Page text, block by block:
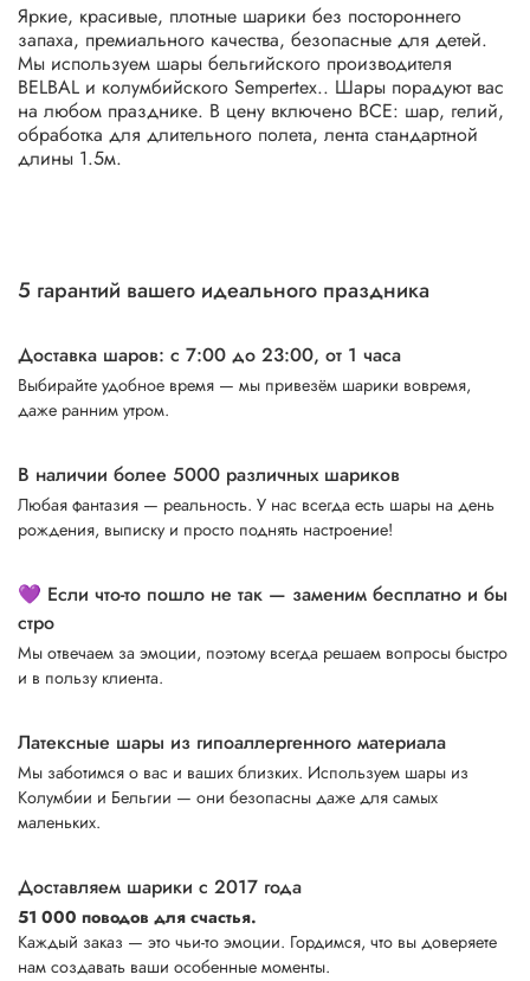
Яркие, красивые, плотные шарики без постороннего
запаха, премиального качества, безопасные для детей.
Мы используем шары бельгийского производителя
BELBAL и колумбийского Sempertex.. Шары порадуют вас
на любом празднике. В цену включено ВСЕ: шар, гелий,
обработка для длительного полета, лента стандартной
длины 1.5м.
5 гарантий вашего идеального праздника
Доставка шаров: с 7:00 до 23:00, от 1 часа
Выбирайте удобное время — мы привезём шарики вовремя,
даже ранним утром.
В наличии более 5000 различных шариков
Любая фантазия — реальность. У нас всегда есть шары на день
рождения, выписку и просто поднять настроение!
💜 Если что-то пошло не так — заменим бесплатно и бы
стро
Мы отвечаем за эмоции, поэтому всегда решаем вопросы быстро
и в пользу клиента.
Латексные шары из гипоаллергенного материала
Мы заботимся о вас и ваших близких. Используем шары из
Колумбии и Бельгии — они безопасны даже для самых
маленьких.
Доставляем шарики с 2017 года
51 000 поводов для счастья.
Каждый заказ — это чьи-то эмоции. Гордимся, что вы доверяете
нам создавать ваши особенные моменты.